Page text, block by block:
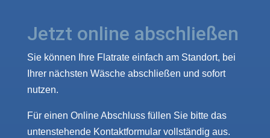
Jetzt online abschließen
Sie können Ihre Flatrate einfach am Standort, bei
Ihrer nächsten Wäsche abschließen und sofort
nutzen.
Für einen Online Abschluss füllen Sie bitte das
untenstehende Kontaktformular vollständig aus.